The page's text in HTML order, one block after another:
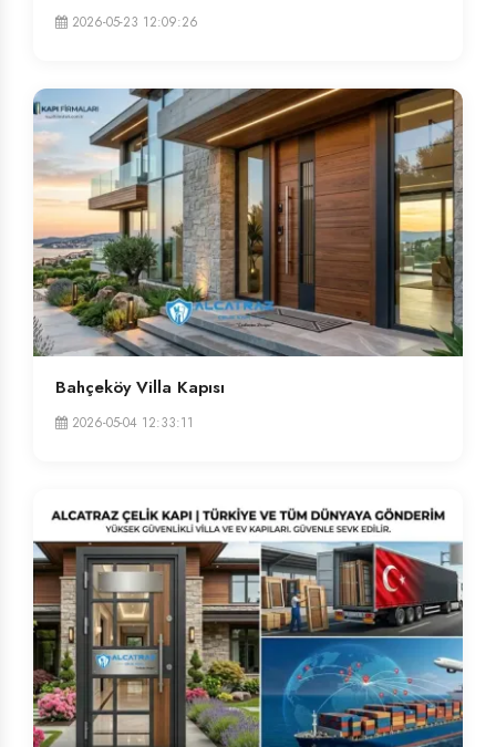
2026-05-23 12:09:26
Bahçeköy Villa Kapısı
2026-05-04 12:33:11